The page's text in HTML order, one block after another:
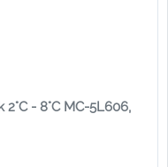
- 8°C MC-5L606,